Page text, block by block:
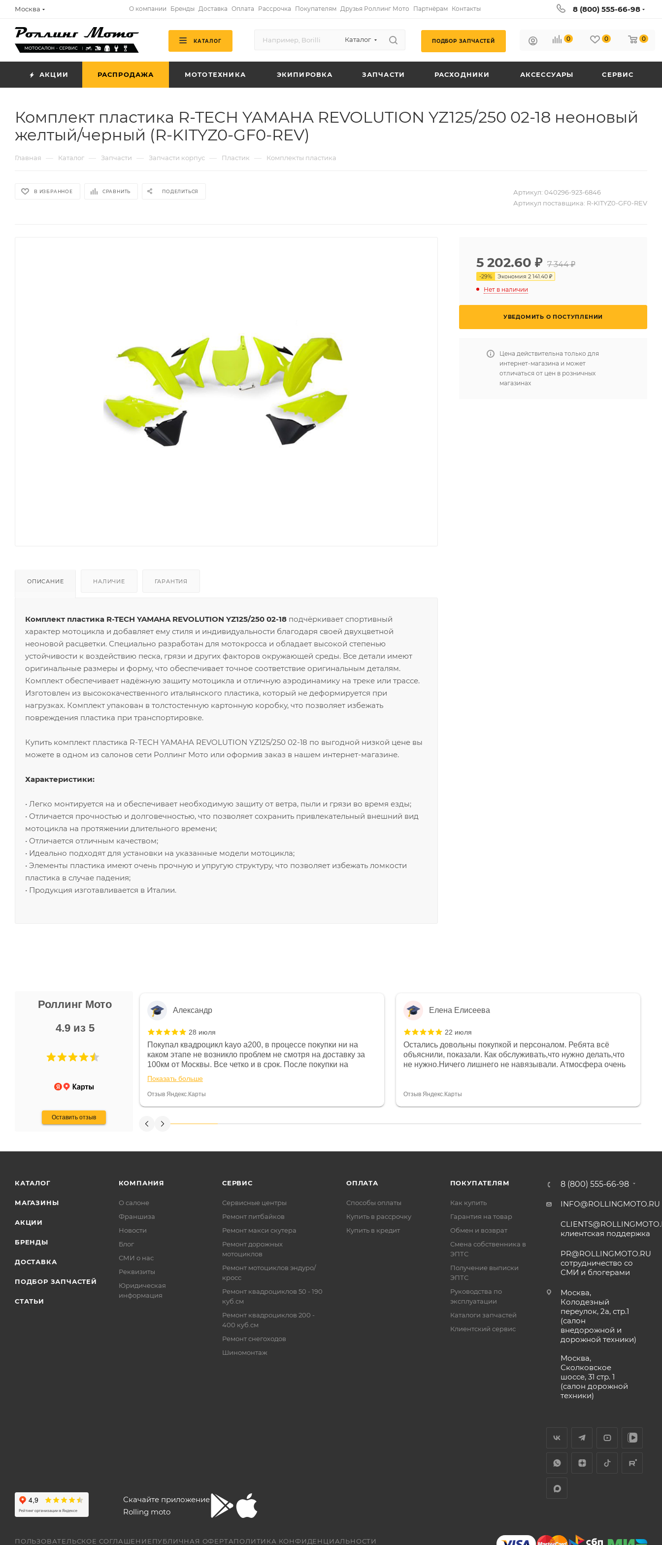
Москва О компании Бренды Доставка Оплата Рассрочка Покупателям Друзья Роллинг Мото Партнёрам Контакты 8 (800) 555-66-98
КАТАЛОГ Каталог ПОДБОР ЗАПЧАСТЕЙ 0 0 0
АКЦИИ РАСПРОДАЖА МОТОТЕХНИКА ЭКИПИРОВКА ЗАПЧАСТИ РАСХОДНИКИ АКСЕССУАРЫ СЕРВИС
Комплект пластика R-TECH YAMAHA REVOLUTION YZ125/250 02-18 неоновый
желтый/черный (R-KITYZ0-GF0-REV)
Главная — Каталог — Запчасти — Запчасти корпус — Пластик — Комплекты пластика
В ИЗБРАННОЕ СРАВНИТЬ ПОДЕЛИТЬСЯ Артикул: 040296-923-6846
Артикул поставщика: R-KITYZ0-GF0-REV
ОПИСАНИЕ НАЛИЧИЕ ГАРАНТИЯ
Комплект пластика R-TECH YAMAHA REVOLUTION YZ125/250 02-18 подчёркивает спортивный
характер мотоцикла и добавляет ему стиля и индивидуальности благодаря своей двухцветной
неоновой расцветки. Специально разработан для мотокросса и обладает высокой степенью
устойчивости к воздействию песка, грязи и других факторов окружающей среды. Все детали имеют
оригинальные размеры и форму, что обеспечивает точное соответствие оригинальным деталям.
Комплект обеспечивает надёжную защиту мотоцикла и отличную аэродинамику на треке или трассе.
Изготовлен из высококачественного итальянского пластика, который не деформируется при
нагрузках. Комплект упакован в толстостенную картонную коробку, что позволяет избежать
повреждения пластика при транспортировке.
Купить комплект пластика R-TECH YAMAHA REVOLUTION YZ125/250 02-18 по выгодной низкой цене вы
можете в одном из салонов сети Роллинг Мото или оформив заказ в нашем интернет-магазине.
Характеристики:
• Легко монтируется на и обеспечивает необходимую защиту от ветра, пыли и грязи во время езды;
• Отличается прочностью и долговечностью, что позволяет сохранить привлекательный внешний вид
мотоцикла на протяжении длительного времени;
• Отличается отличным качеством;
• Идеально подходят для установки на указанные модели мотоцикла;
• Элементы пластика имеют очень прочную и упругую структуру, что позволяет избежать ломкости
пластика в случае падения;
• Продукция изготавливается в Италии.
5 202.60 ₽ 7 344 ₽
-29% Экономия 2 141.40 ₽
Нет в наличии
УВЕДОМИТЬ О ПОСТУПЛЕНИИ
Цена действительна только для
интернет-магазина и может
отличаться от цен в розничных
магазинах
Роллинг Мото
4.9 из 5
Оставить отзыв
Не понравились условия
и дают только на год)
Александр
28 июля
Покупал квадроцикл kayo a200, в процессе покупки ни на
каком этапе не возникло проблем не смотря на доставку за
100км от Москвы. Все четко и в срок. После покупки на
спидометре всегда был 0, при этом представители магазина
постоянно были на связи и в итоге проблема была решена.
Считаю, что это говорит о небезразличии к клиенту после
Показать больше
Отзыв Яндекс.Карты
Елена Елисеева
22 июля
Остались довольны покупкой и персоналом. Ребята всё
объяснили, показали. Как обслуживать,что нужно делать,что
не нужно.Ничего лишнего не навязывали. Атмосфера очень
огромное спасибо Дмитрию, за клиентоориентированность и
Отзыв Яндекс.Карты
КАТАЛОГ
МАГАЗИНЫ
АКЦИИ
БРЕНДЫ
ДОСТАВКА
ПОДБОР ЗАПЧАСТЕЙ
СТАТЬИ
КОМПАНИЯ
О салоне
Франшиза
Новости
Блог
СМИ о нас
Реквизиты
Юридическая
информация
СЕРВИС
Сервисные центры
Ремонт питбайков
Ремонт макси скутера
Ремонт дорожных
мотоциклов
Ремонт мотоциклов эндуро/
кросс
Ремонт квадроциклов 50 - 190
куб.см
Ремонт квадроциклов 200 -
400 куб.см
Ремонт снегоходов
Шиномонтаж
ОПЛАТА
Способы оплаты
Купить в рассрочку
Купить в кредит
ПОКУПАТЕЛЯМ
Как купить
Гарантия на товар
Обмен и возврат
Смена собственника в
ЭПТС
Получение выписки
ЭПТС
Руководства по
эксплуатации
Каталоги запчастей
Клиентский сервис
8 (800) 555-66-98
INFO@ROLLINGMOTO.RU
клиентская поддержка
PR@ROLLINGMOTO.RU
сотрудничество со
СМИ и блогерами
Москва,
Колодезный
переулок, 2а, стр.1
(салон
внедорожной и
дорожной техники)
Москва,
Сколковское
шоссе, 31 стр. 1
(салон дорожной
техники)
Скачайте приложение
Rolling moto
ПОЛЬЗОВАТЕЛЬСКОЕ СОГЛАШЕНИЕПУБЛИЧНАЯ ОФЕРТАПОЛИТИКА КОНФИДЕНЦИАЛЬНОСТИ